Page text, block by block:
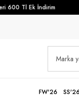
600 Tl Ek İndirim
FW'26 SS'26